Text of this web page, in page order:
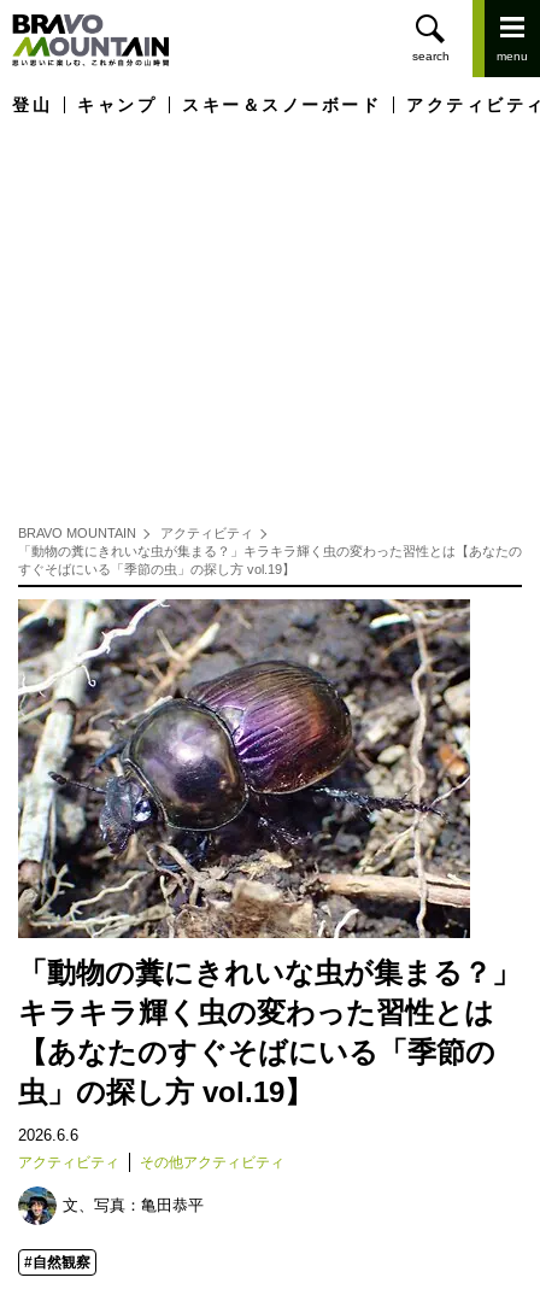
登山 キャンプ スキー＆スノーボード アクティビテ
BRAVO MOUNTAIN
アクティビティ
「動物の糞にきれいな虫が集まる？」キラキラ輝く虫の変わった習性とは【あなたの
すぐそばにいる「季節の虫」の探し方 vol.19】
「動物の糞にきれいな虫が集まる？」
キラキラ輝く虫の変わった習性とは
【あなたのすぐそばにいる「季節の
虫」の探し方 vol.19】
2026.6.6
アクティビティ その他アクティビティ
文、写真： 亀田恭平
#自然観察